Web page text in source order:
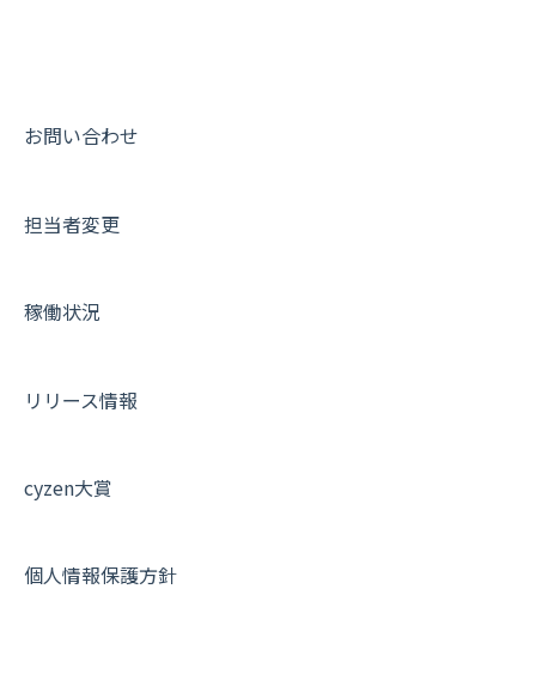
パフォーマンス
お知らせ
活動通知
商品
その他オプション
契約・その他
報告書について
メンバー画面について
その他よくある質問
動画集：共通
お問い合わせ
担当者変更
稼働状況
リリース情報
cyzen大賞
個人情報保護方針